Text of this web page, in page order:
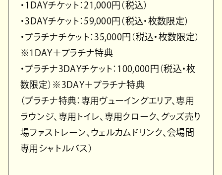
・1DAYチケット：21,000円（税込）
・3DAYチケット：59,000円（税込・枚数限定）
・プラチナチケット：35,000円（税込・枚数限定）
※1DAY＋プラチナ特典
・プラチナ3DAYチケット：100,000円（税込・枚
数限定）※3DAY＋プラチナ特典
（プラチナ特典：専用ヴューイングエリア、専用
ラウンジ、専用トイレ、専用クローク、グッズ売り
場ファストレーン、ウェルカムドリンク、会場間
専用シャトルバス）